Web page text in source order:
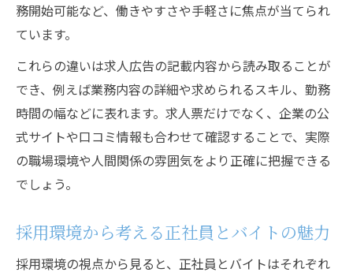
務開始可能など、働きやすさや手軽さに焦点が当てられ
ています。
これらの違いは求人広告の記載内容から読み取ることが
でき、例えば業務内容の詳細や求められるスキル、勤務
時間の幅などに表れます。求人票だけでなく、企業の公
式サイトや口コミ情報も合わせて確認することで、実際
の職場環境や人間関係の雰囲気をより正確に把握できる
でしょう。
採用環境から考える正社員とバイトの魅力
採用環境の視点から見ると、正社員とバイトはそれぞれ